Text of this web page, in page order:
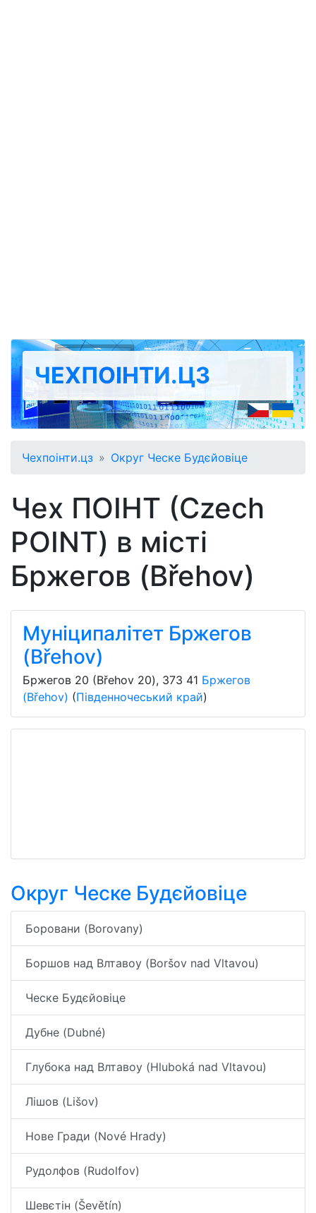
ЧЕХПОІНТИ.ЦЗ
Чехпоінти.цз Округ Ческе Будєйовіце
Чех ПОІНТ (Czech
POINT) в місті
Бржегов (Břehov)
Муніципалітет Бржегов
(Břehov)
Бржегов 20 (Břehov 20), 373 41 Бржегов
(Břehov) (Південночеський край)
Округ Ческе Будєйовіце
Боровани (Borovany)
Боршов над Влтавоу (Boršov nad Vltavou)
Ческе Будєйовіце
Дубне (Dubné)
Глубока над Влтавоу (Hluboká nad Vltavou)
Лішов (Lišov)
Нове Гради (Nové Hrady)
Рудолфов (Rudolfov)
Шевєтін (Ševětín)